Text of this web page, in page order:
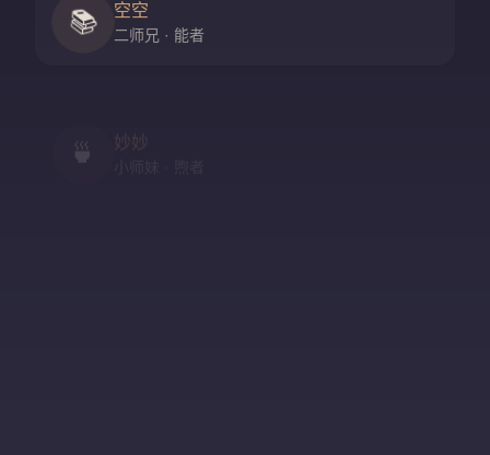
📚 空空
二师兄 · 能者
🍵 妙妙